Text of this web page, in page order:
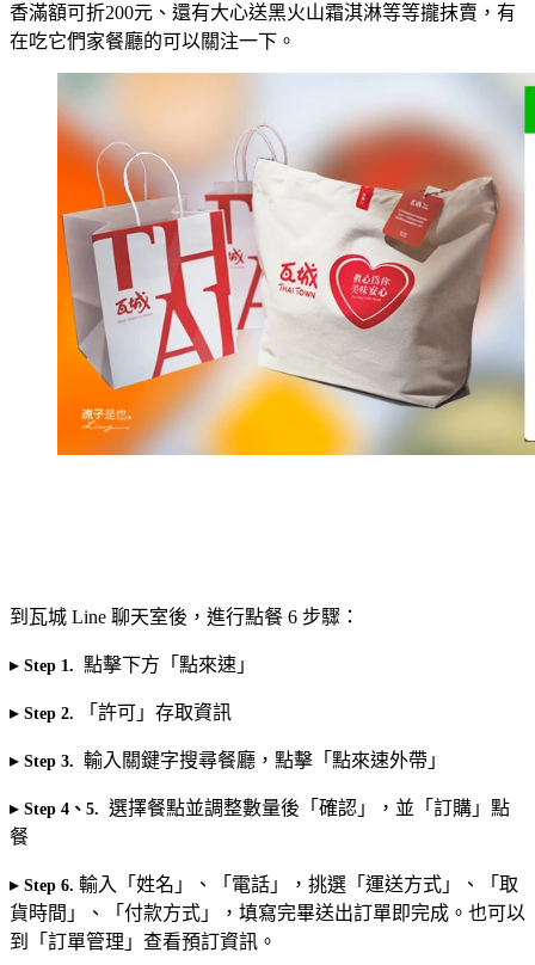
香滿額可折200元、還有大心送黑火山霜淇淋等等攏抹賣，有
在吃它們家餐廳的可以關注一下。
到瓦城 Line 聊天室後，進行點餐 6 步驟：
▸ Step 1. 點擊下方「點來速」
▸ Step 2. 「許可」存取資訊
▸ Step 3. 輸入關鍵字搜尋餐廳，點擊「點來速外帶」
▸ Step 4、5. 選擇餐點並調整數量後「確認」，並「訂購」點
餐
▸ Step 6. 輸入「姓名」、「電話」，挑選「運送方式」、「取
貨時間」、「付款方式」，填寫完畢送出訂單即完成。也可以
到「訂單管理」查看預訂資訊。